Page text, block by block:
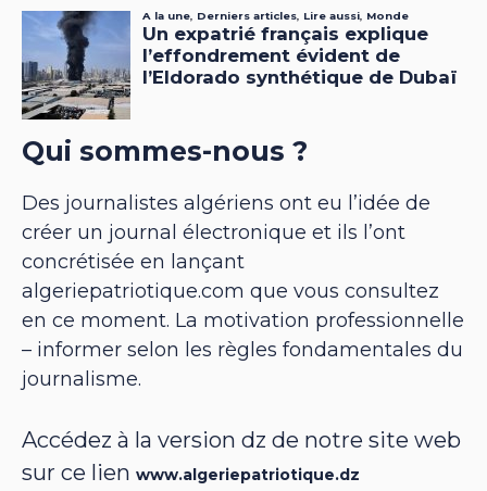
Qui sommes-nous ?
Des journalistes algériens ont eu l’idée de
créer un journal électronique et ils l’ont
concrétisée en lançant
algeriepatriotique.com que vous consultez
en ce moment. La motivation professionnelle
– informer selon les règles fondamentales du
journalisme.
Accédez à la version dz de notre site web
sur ce lien www.algeriepatriotique.dz